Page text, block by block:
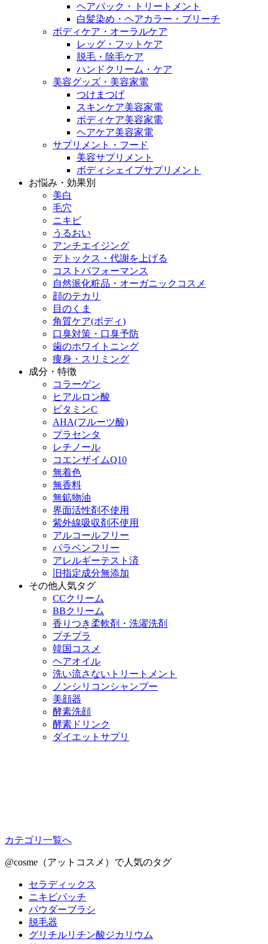
ヘアパック・トリートメント
白髪染め・ヘアカラー・ブリーチ
ボディケア・オーラルケア
レッグ・フットケア
脱毛・除毛ケア
ハンドクリーム・ケア
美容グッズ・美容家電
つけまつげ
スキンケア美容家電
ボディケア美容家電
ヘアケア美容家電
サプリメント・フード
美容サプリメント
ボディシェイプサプリメント
お悩み・効果別
美白
毛穴
ニキビ
うるおい
アンチエイジング
デトックス・代謝を上げる
コストパフォーマンス
自然派化粧品・オーガニックコスメ
顔のテカリ
目のくま
角質ケア(ボディ)
口臭対策・口臭予防
歯のホワイトニング
痩身・スリミング
成分・特徴
コラーゲン
ヒアルロン酸
ビタミンC
AHA(フルーツ酸)
プラセンタ
レチノール
コエンザイムQ10
無着色
無香料
無鉱物油
界面活性剤不使用
紫外線吸収剤不使用
アルコールフリー
パラベンフリー
アレルギーテスト済
旧指定成分無添加
その他人気タグ
CCクリーム
BBクリーム
香りつき柔軟剤・洗濯洗剤
プチプラ
韓国コスメ
ヘアオイル
洗い流さないトリートメント
ノンシリコンシャンプー
美顔器
酵素洗顔
酵素ドリンク
ダイエットサプリ
カテゴリ一覧へ
@cosme（アットコスメ）で人気のタグ
セラディックス
ニキビパッチ
パウダーブラシ
脱毛器
グリチルリチン酸ジカリウム